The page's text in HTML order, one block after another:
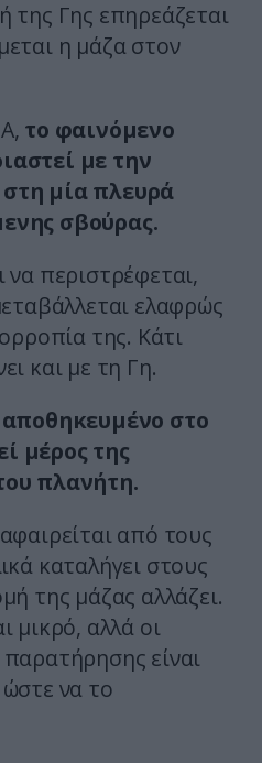
Γης επηρεάζεται
η μάζα στον
το φαινόμενο
με την
μία πλευρά
σβούρας.
περιστρέφεται,
ελαφρώς
της. Κάτι
και με τη Γη.
στο
μέρος της
πλανήτη.
από τους
καταλήγει στους
της μάζας αλλάζει.
μικρό, αλλά οι
είναι
να το